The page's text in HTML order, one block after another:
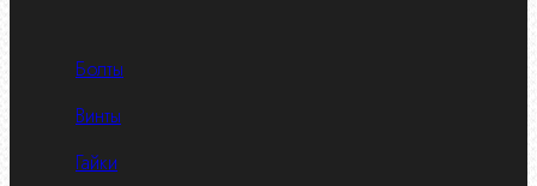
Болты
Винты
Гайки